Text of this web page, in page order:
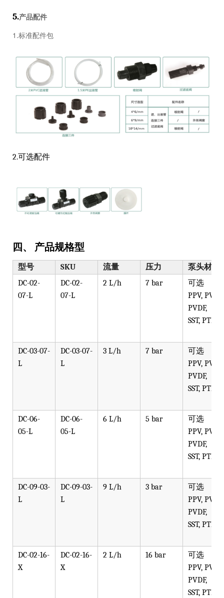
5.产品配件
1.标准配件包
2.可选配件
四、 产品规格型
型号 SKU 流量 压力
泵头材质
DC-02-
07-L
DC-02-
07-L
2 L/h 7 bar
可选
PPV, PVT,
PVDF,
SST, PTFE
DC-03-07-
L
DC-03-07-
L
3 L/h 7 bar
可选
PPV, PVT,
PVDF,
SST, PTFE
DC-06-
05-L
DC-06-
05-L
6 L/h 5 bar
可选
PPV, PVT,
PVDF,
SST, PTFE
DC-09-03-
L
DC-09-03-
L
9 L/h 3 bar
可选
PPV, PVT,
PVDF,
SST, PTFE
DC-02-16-
X
DC-02-16-
X
2 L/h 16 bar
可选
PPV, PVT,
PVDF,
SST, PTFE